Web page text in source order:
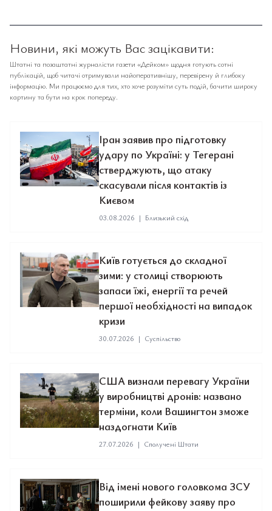
Новини, які можуть Вас зацікавити:
Штатні та позаштатні журналісти газети «Дейком» щодня готують сотні
публікацій, щоб читачі отримували найоперативнішу, перевірену й глибоку
інформацію. Ми працюємо для тих, хто хоче розуміти суть подій, бачити широку
картину та бути на крок попереду.
Іран заявив про підготовку
удару по Україні: у Тегерані
стверджують, що атаку
скасували після контактів із
Києвом
03.08.2026 | Близький схід
Київ готується до складної
зими: у столиці створюють
запаси їжі, енергії та речей
першої необхідності на випадок
кризи
30.07.2026 | Суспільство
США визнали перевагу України
у виробництві дронів: названо
терміни, коли Вашингтон зможе
наздогнати Київ
27.07.2026 | Сполучені Штати
Від імені нового головкома ЗСУ
поширили фейкову заяву про